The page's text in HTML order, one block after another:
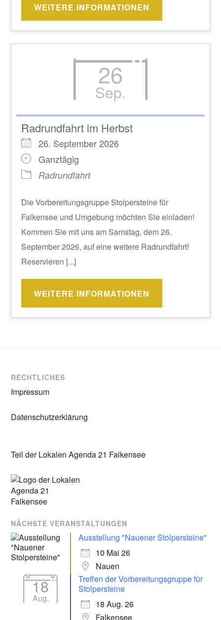
WEITERE INFORMATIONEN
26
Sep.
Radrundfahrt im Herbst
26. September 2026
Ganztägig
Radrundfahrt
Die Vorbereitungsgruppe Stolpersteine für
Falkensee und Umgebung möchten Sie einladen!
Kommen Sie mit uns am Samstag, dem 26.
September 2026, auf eine weitere Radrundfahrt!
Reservieren [...]
WEITERE INFORMATIONEN
RECHTLICHES
Impressum
Datenschutzerklärung
Teil der Lokalen Agenda 21 Falkensee
NÄCHSTE VERANSTALTUNGEN
Ausstellung "Nauener Stolpersteine"
10 Mai 26
Nauen
18
Aug.
Treffen der Vorbereitungsgruppe für
Stolpersteine
18 Aug. 26
Falkensee